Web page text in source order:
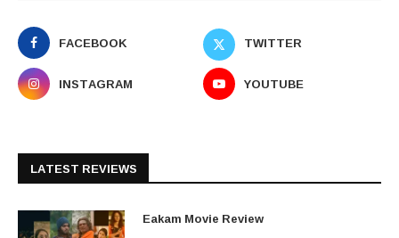
FACEBOOK
TWITTER
INSTAGRAM
YOUTUBE
LATEST REVIEWS
Eakam Movie Review